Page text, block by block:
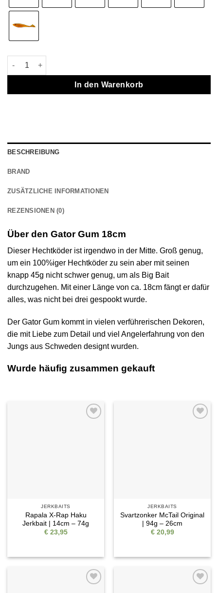
Gator Gum | 18cm - 45g Menge
In den Warenkorb
BESCHREIBUNG
BRAND
ZUSÄTZLICHE INFORMATIONEN
REZENSIONEN (0)
Über den Gator Gum 18cm
Dieser Hechtköder ist irgendwo in der Mitte. Groß genug,
um ein 100%iger Hechtköder zu sein aber mit seinen
knapp 45g nicht schwer genug, um als Big Bait
durchzugehen. Mit einer Länge von ca. 18cm fängt er dafür
alles, was nicht bei drei gespookt wurde.
Der Gator Gum kommt in vielen verführerischen Dekoren,
die mit Liebe zum Detail und viel Angelerfahrung von den
Jungs aus Schweden designt wurden.
Wurde häufig zusammen gekauft
JERKBAITS
Rapala X-Rap Haku
Jerkbait | 14cm – 74g
€23,95
JERKBAITS
Svartzonker McTail Original
| 94g – 26cm
€20,99